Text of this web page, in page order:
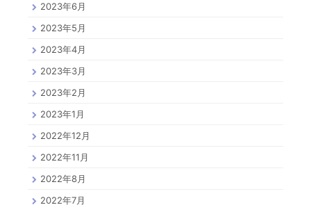
2023年6月
2023年5月
2023年4月
2023年3月
2023年2月
2023年1月
2022年12月
2022年11月
2022年8月
2022年7月